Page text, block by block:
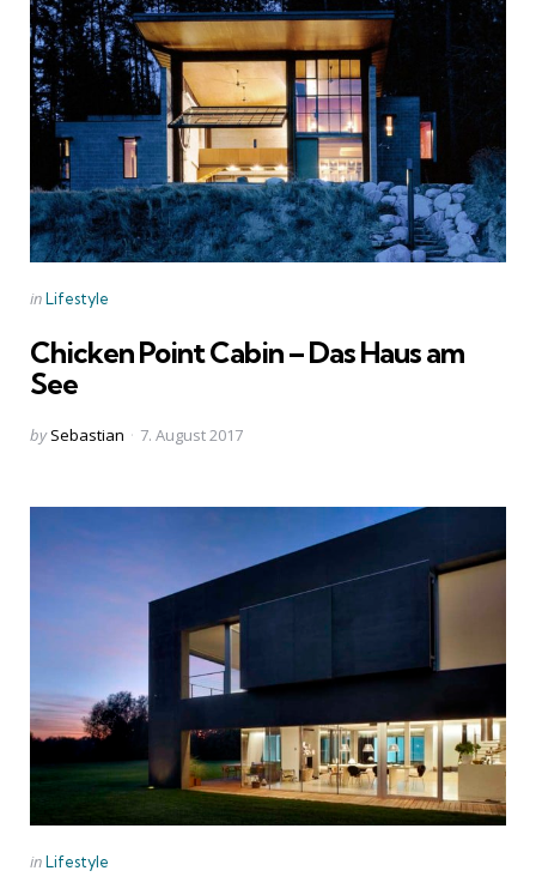
Categories
Posted
inLifestyle
Chicken Point Cabin – Das Haus am
See
Posted
by Sebastian 7. August 2017
Categories
Posted
inLifestyle